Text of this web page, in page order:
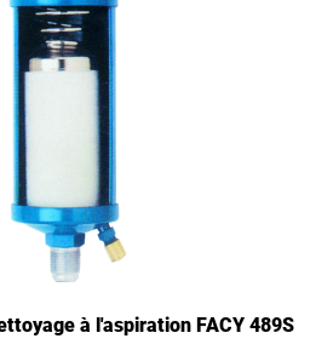
à l'aspiration FACY 489S